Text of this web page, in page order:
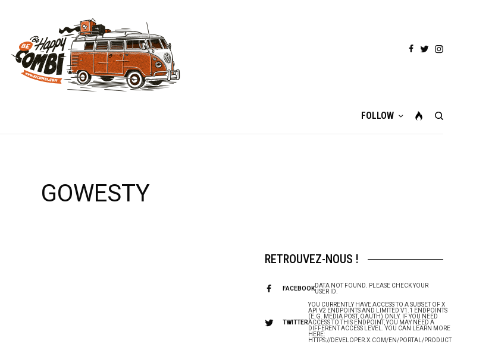
FOLLOW
GOWESTY
RETROUVEZ-NOUS !
FACEBOOKDATA NOT FOUND. PLEASE CHECK YOUR
USER ID.
TWITTER
YOU CURRENTLY HAVE ACCESS TO A SUBSET OF X
API V2 ENDPOINTS AND LIMITED V1.1 ENDPOINTS
(E.G. MEDIA POST, OAUTH) ONLY. IF YOU NEED
ACCESS TO THIS ENDPOINT, YOU MAY NEED A
DIFFERENT ACCESS LEVEL. YOU CAN LEARN MORE
HERE:
HTTPS://DEVELOPER.X.COM/EN/PORTAL/PRODUCT